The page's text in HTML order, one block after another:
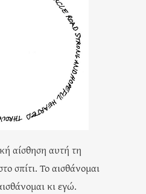
αίσθηση αυτή τη
σπίτι. Το αισθάνομαι
κι εγώ.